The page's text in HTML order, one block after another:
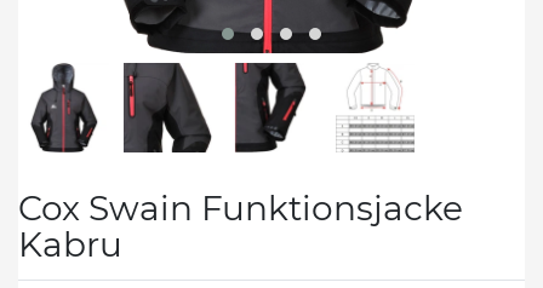
Cox Swain Funktionsjacke
Kabru